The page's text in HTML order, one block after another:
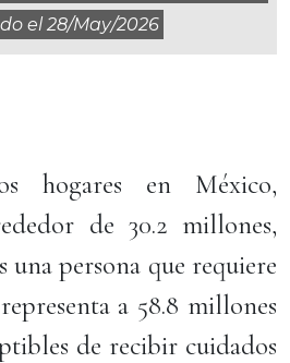
el28/may/2026
hogares en México,
de 30.2 millones,
una persona que requiere
a 58.8 millones
de recibir cuidados